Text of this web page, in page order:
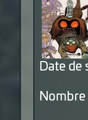
Date de
Nombre